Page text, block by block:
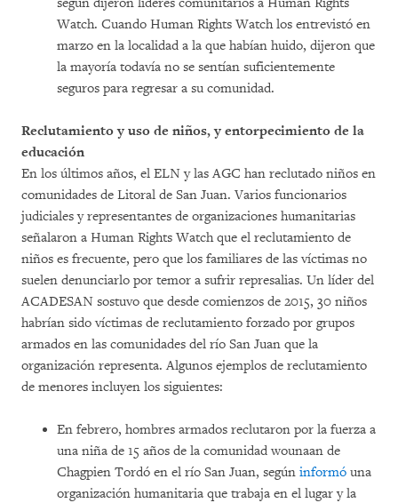
Watch. Cuando Human Rights Watch los entrevistó en
marzo en la localidad a la que habían huido, dijeron que
la mayoría todavía no se sentían suficientemente
seguros para regresar a su comunidad.
Reclutamiento y uso de niños, y entorpecimiento de la
educación
En los últimos años, el ELN y las AGC han reclutado niños en
comunidades de Litoral de San Juan. Varios funcionarios
judiciales y representantes de organizaciones humanitarias
señalaron a Human Rights Watch que el reclutamiento de
niños es frecuente, pero que los familiares de las víctimas no
suelen denunciarlo por temor a sufrir represalias. Un líder del
ACADESAN sostuvo que desde comienzos de 2015, 30 niños
habrían sido víctimas de reclutamiento forzado por grupos
armados en las comunidades del río San Juan que la
organización representa. Algunos ejemplos de reclutamiento
de menores incluyen los siguientes:
En febrero, hombres armados reclutaron por la fuerza a
una niña de 15 años de la comunidad wounaan de
Chagpien Tordó en el río San Juan, según informó una
organización humanitaria que trabaja en el lugar y la